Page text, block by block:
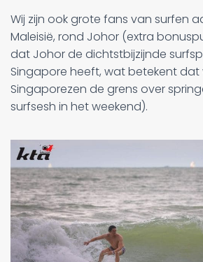
Wij zijn ook grote fans van surfen
Maleisië, rond Johor (extra
dat Johor de dichtstbijzijnde
Singapore heeft, wat betekent
Singaporezen de grens over
surfsesh in het weekend).